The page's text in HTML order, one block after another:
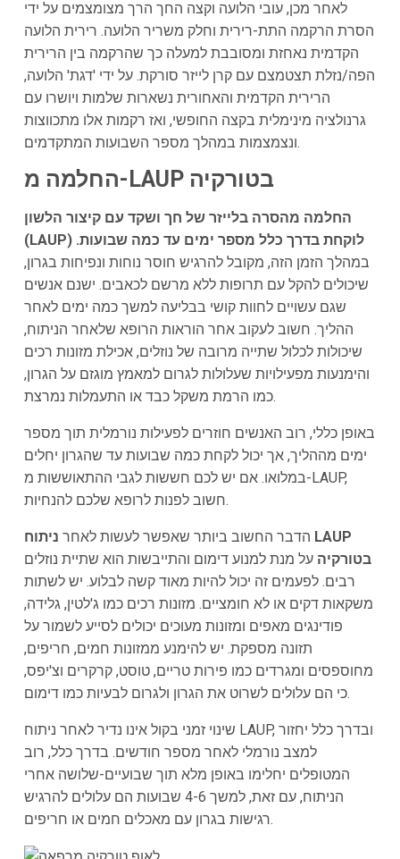
לאחר מכן, עובי הלועה וקצה החך הרך מצומצמים על ידי
הסרת הרקמה התת-רירית וחלק משריר הלועה. רירית הלועה
הקדמית נאחזת ומסובבת למעלה כך שהרקמה בין הרירית
הפה/נזלת תצטמצם עם קרן לייזר סורקת. על ידי 'דגת' הלועה,
הרירית הקדמית והאחורית נשארות שלמות ויושרו עם
גרנולציה מינימלית בקצה החופשי, ואז רקמות אלו מתכווצות
ונצמצמות במהלך מספר השבועות המתקדמים.
החלמה מ-LAUP בטורקיה
החלמה מהסרה בלייזר של חך ושקד עם קיצור הלשון
(LAUP) לוקחת בדרך כלל מספר ימים עד כמה שבועות.
במהלך הזמן הזה, מקובל להרגיש חוסר נוחות ונפיחות בגרון,
שיכולים להקל עם תרופות ללא מרשם לכאבים. ישנם אנשים
שגם עשויים לחוות קושי בבליעה למשך כמה ימים לאחר
ההליך. חשוב לעקוב אחר הוראות הרופא שלאחר הניתוח,
שיכולות לכלול שתייה מרובה של נוזלים, אכילת מזונות רכים
והימנעות מפעילויות שעלולות לגרום למאמץ מוגזם על הגרון,
כמו הרמת משקל כבד או התעמלות נמרצת.
באופן כללי, רוב האנשים חוזרים לפעילות נורמלית תוך מספר
ימים מההליך, אך יכול לקחת כמה שבועות עד שהגרון יחלים
במלואו. אם יש לכם חששות לגבי ההתאוששות מ-LAUP,
חשוב לפנות לרופא שלכם להנחיות.
הדבר החשוב ביותר שאפשר לעשות לאחר ניתוח LAUP
בטורקיה על מנת למנוע דימום והתייבשות הוא שתיית נוזלים
רבים. לפעמים זה יכול להיות מאוד קשה לבלוע. יש לשתות
משקאות דקים או לא חומציים. מזונות רכים כמו ג'לטין, גלידה,
פודינגים מאפים ומזונות מעוכים יכולים לסייע לשמור על
תזונה מספקת. יש להימנע ממזונות חמים, חריפים,
מחוספסים ומגרדים כמו פירות טריים, טוסט, קרקרים וצ'יפס,
כי הם עלולים לשרוט את הגרון ולגרום לבעיות כמו דימום.
שינוי זמני בקול אינו נדיר לאחר ניתוח LAUP, ובדרך כלל יחזור
למצב נורמלי לאחר מספר חודשים. בדרך כלל, רוב
המטופלים יחלימו באופן מלא תוך שבועיים-שלושה אחרי
הניתוח, עם זאת, למשך 4-6 שבועות הם עלולים להרגיש
רגישות בגרון עם מאכלים חמים או חריפים.